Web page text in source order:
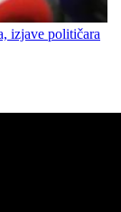
izjave političara